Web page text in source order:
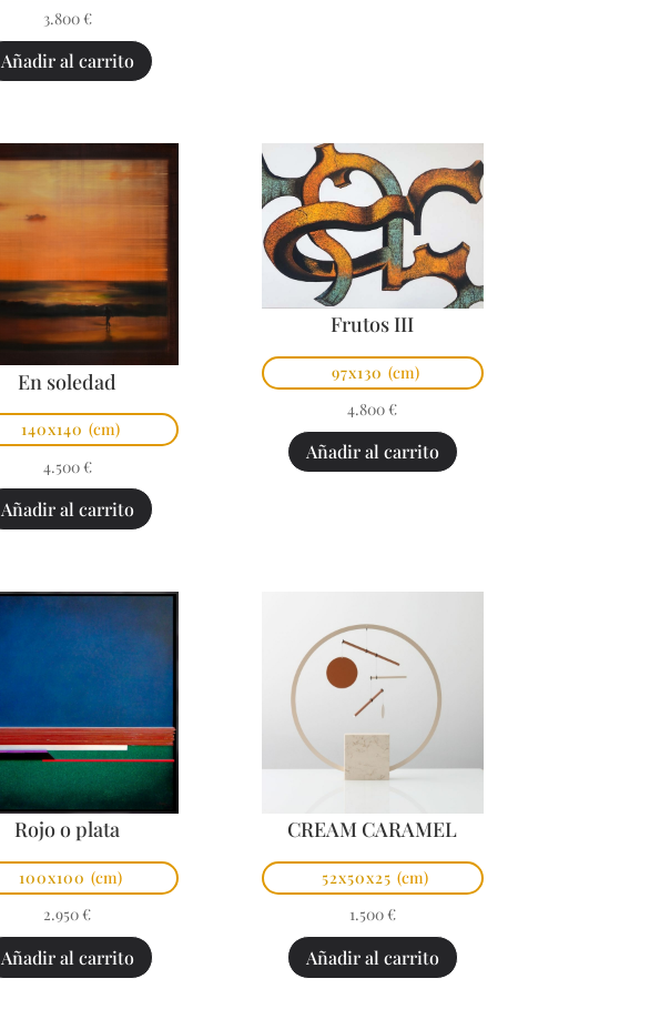
3.800 €
Añadir al carrito
En soledad
140x140 (cm)
4.500 €
Añadir al carrito
Frutos III
97x130 (cm)
4.800 €
Añadir al carrito
Rojo o plata
100x100 (cm)
2.950 €
Añadir al carrito
CREAM CARAMEL
52x50x25 (cm)
1.500 €
Añadir al carrito